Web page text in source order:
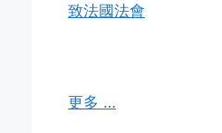
致法國法會
更多 …